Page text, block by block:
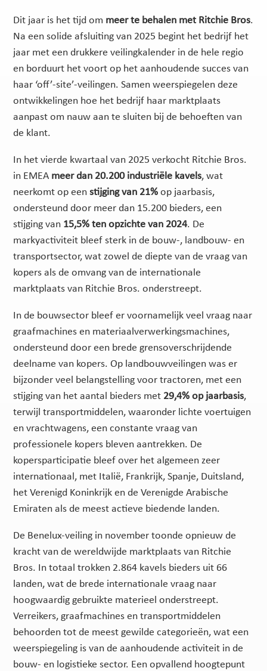
Dit jaar is het tijd om meer te behalen met Ritchie Bros.
Na een solide afsluiting van 2025 begint het bedrijf het
jaar met een drukkere veilingkalender in de hele regio
en borduurt het voort op het aanhoudende succes van
haar ‘off’-site’-veilingen. Samen weerspiegelen deze
ontwikkelingen hoe het bedrijf haar marktplaats
aanpast om nauw aan te sluiten bij de behoeften van
de klant.
In het vierde kwartaal van 2025 verkocht Ritchie Bros.
in EMEA meer dan 20.200 industriële kavels, wat
neerkomt op eenstijging van 21% op jaarbasis,
ondersteund door meer dan 15.200 bieders, een
stijging van 15,5% ten opzichte van 2024. De
markyactiviteit bleef sterk in de bouw-, landbouw- en
transportsector, wat zowel de diepte van de vraag van
kopers als de omvang van de internationale
marktplaats van Ritchie Bros. onderstreept.
In de bouwsector bleef er voornamelijk veel vraag naar
graafmachines en materiaalverwerkingsmachines,
ondersteund door een brede grensoverschrijdende
deelname van kopers. Op landbouwveilingen was er
bijzonder veel belangstelling voor tractoren, met een
stijging van het aantal bieders met 29,4% op jaarbasis,
terwijl transportmiddelen, waaronder lichte voertuigen
en vrachtwagens, een constante vraag van
professionele kopers bleven aantrekken. De
kopersparticipatie bleef over het algemeen zeer
internationaal, met Italië, Frankrijk, Spanje, Duitsland,
het Verenigd Koninkrijk en de Verenigde Arabische
Emiraten als de meest actieve biedende landen.
De Benelux-veiling in november toonde opnieuw de
kracht van de wereldwijde marktplaats van Ritchie
Bros. In totaal trokken 2.864 kavels bieders uit 66
landen, wat de brede internationale vraag naar
hoogwaardig gebruikte materieel onderstreept.
Verreikers, graafmachines en transportmiddelen
behoorden tot de meest gewilde categorieën, wat een
weerspiegeling is van de aanhoudende activiteit in de
bouw- en logistieke sector. Een opvallend hoogtepunt